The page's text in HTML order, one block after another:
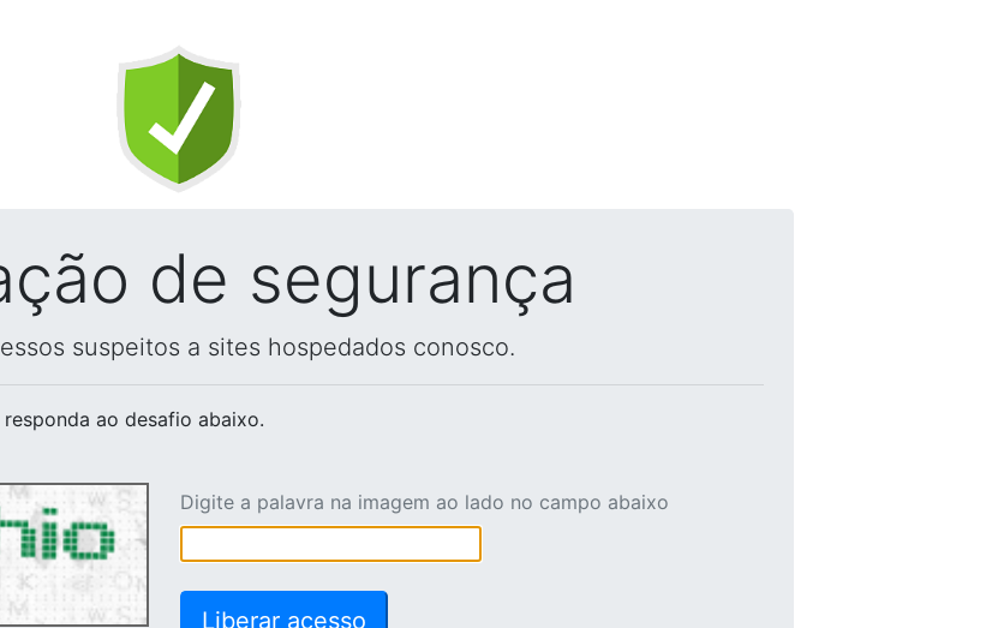
de segurança
suspeitos a sites hospedados conosco.
responda ao desafio abaixo.
Digite a palavra na imagem ao lado no campo abaixo